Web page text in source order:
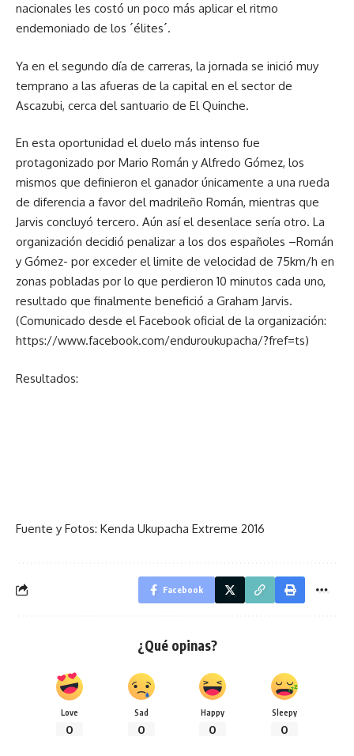
nacionales les costó un poco más aplicar el ritmo
endemoniado de los ´élites´.
Ya en el segundo día de carreras, la jornada se inició muy
temprano a las afueras de la capital en el sector de
Ascazubi, cerca del santuario de El Quinche.
En esta oportunidad el duelo más intenso fue
protagonizado por Mario Román y Alfredo Gómez, los
mismos que definieron el ganador únicamente a una rueda
de diferencia a favor del madrileño Román, mientras que
Jarvis concluyó tercero. Aún así el desenlace sería otro. La
organización decidió penalizar a los dos españoles –Román
y Gómez- por exceder el limite de velocidad de 75km/h en
zonas pobladas por lo que perdieron 10 minutos cada uno,
resultado que finalmente benefició a Graham Jarvis.
(Comunicado desde el Facebook oficial de la organización:
https://www.facebook.com/enduroukupacha/?fref=ts)
Resultados:
Fuente y Fotos: Kenda Ukupacha Extreme 2016
Facebook
¿Qué opinas?
Love
0
Sad
0
Happy
0
Sleepy
0